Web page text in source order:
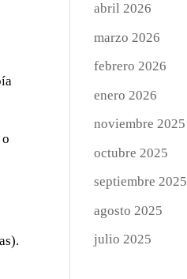
abril 2026
marzo 2026
febrero 2026
enero 2026
noviembre 2025
octubre 2025
septiembre 2025
agosto 2025
julio 2025